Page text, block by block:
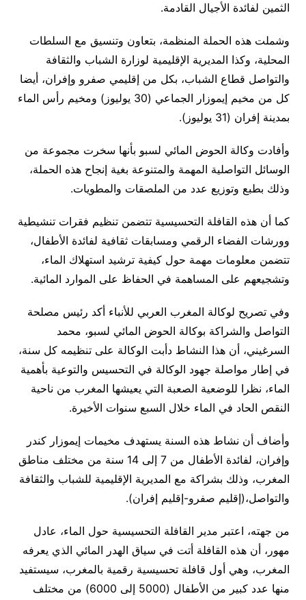
الثمين لفائدة الأجيال القادمة.
وشملت هذه الحملة المنظمة، بتعاون وتنسيق مع السلطات
المحلية، وكذا المديرية الإقليمية لوزارة الشباب والثقافة
والتواصل قطاع الشباب، بكل من إقليمي صفرو وإفران، أيضا
كل من مخيم إيموزار الجماعي (30 يوليوز) ومخيم رأس الماء
بمدينة إفران (31 يوليوز).
وأفادت وكالة الحوض المائي لسبو بأنها سخرت مجموعة من
الوسائل التواصلية المهمة والمتنوعة بغية إنجاح هذه الحملة،
وذلك بطبع وتوزيع عدد من الملصقات والمطويات.
كما أن هذه القافلة التحسيسية تتضمن تنظيم فقرات تنشيطية
وورشات الفضاء الرقمي ومسابقات ثقافية لفائدة الأطفال،
تتضمن معلومات مهمة حول كيفية ترشيد استهلاك الماء،
وتشجيعهم على المساهمة في الحفاظ على الموارد المائية.
وفي تصريح لوكالة المغرب العربي للأنباء أكد رئيس مصلحة
التواصل والشراكة بوكالة الحوض المائي لسبو، محمد
السرغيني، أن هذا النشاط دأبت الوكالة على تنظيمه كل سنة،
في إطار مواصلة جهود الوكالة في التحسيس والتوعية بأهمية
الماء، نظرا للوضعية الصعبة التي يعيشها المغرب من ناحية
النقص الحاد في الماء خلال السبع سنوات الأخيرة.
وأضاف أن نشاط هذه السنة يستهدف مخيمات إيموزار كندر
وإفران، لفائدة الأطفال من 7 إلى 14 سنة من مختلف مناطق
المغرب، وذلك بشراكة مع المديرية الإقليمية للشباب والثقافة
والتواصل،(إقليم صفرو-إقليم إفران).
من جهته، اعتبر مدير القافلة التحسيسية حول الماء، عادل
مهور، أن هذه القافلة أتت في سياق الهدر المائي الذي يعرفه
المغرب، وهي أول قافلة تحسيسية رقمية بالمغرب، سيستفيد
منها عدد كبير من الأطفال (5000 إلى 6000) من مختلف